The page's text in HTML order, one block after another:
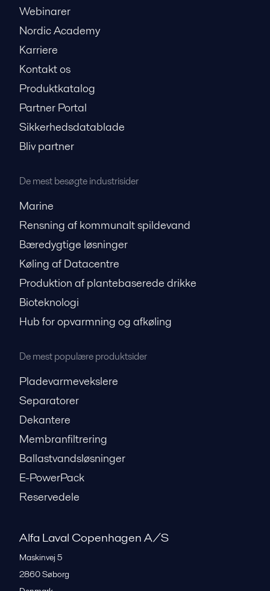
Webinarer
Nordic Academy
Karriere
Kontakt os
Produktkatalog
Partner Portal
Sikkerhedsdatablade
Bliv partner
De mest besøgte industrisider
Marine
Rensning af kommunalt spildevand
Bæredygtige løsninger
Køling af Datacentre
Produktion af plantebaserede drikke
Bioteknologi
Hub for opvarmning og afkøling
De mest populære produktsider
Pladevarmevekslere
Separatorer
Dekantere
Membranfiltrering
Ballastvandsløsninger
E-PowerPack
Reservedele
Alfa Laval Copenhagen A/S
Maskinvej 5
2860Søborg